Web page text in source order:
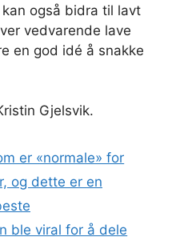
også bidra til lavt
vedvarende lave
en god idé å snakke
Gjelsvik.
er «normale» for
og dette er en
ble viral for å dele